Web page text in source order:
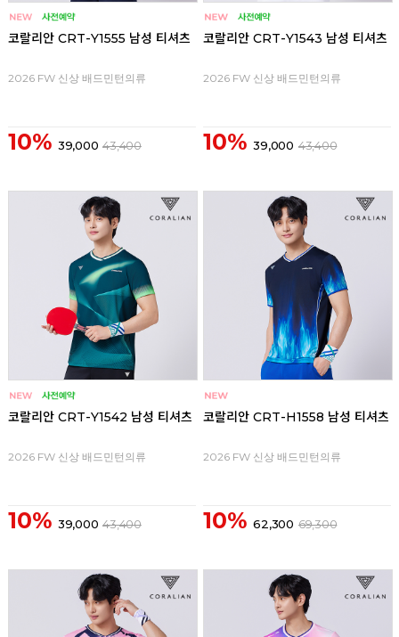
코랄리안 CRT-Y1555 남성 티셔츠
2026 FW 신상 배드민턴의류
10% 39,000 43,400
코랄리안 CRT-Y1543 남성 티셔츠
2026 FW 신상 배드민턴의류
10% 39,000 43,400
코랄리안 CRT-Y1542 남성 티셔츠
2026 FW 신상 배드민턴의류
10% 39,000 43,400
코랄리안 CRT-H1558 남성 티셔츠
2026 FW 신상 배드민턴의류
10% 62,300 69,300